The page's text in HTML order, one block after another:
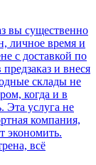
вы существенно
личное время и
с доставкой по
и внеся
склады не
когда и в
Эта услуга не
компания,
экономить.
всё